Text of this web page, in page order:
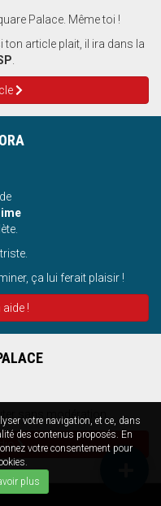
votre navigation, et ce, dans
des contenus proposés. En
votre consentement pour
plus
Palace. Même toi !
ton article plait, il ira dans la
.
ça lui ferait plaisir !
!
sans modération